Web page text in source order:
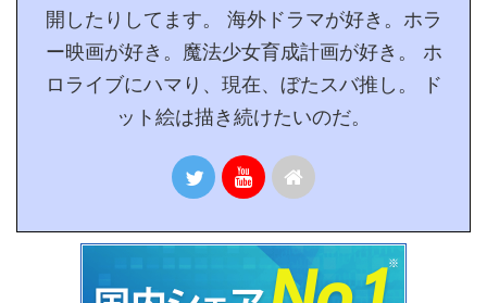
開したりしてます。 海外ドラマが好き。ホラ
ー映画が好き。魔法少女育成計画が好き。 ホ
ロライブにハマり、現在、ぼたスバ推し。 ド
ット絵は描き続けたいのだ。